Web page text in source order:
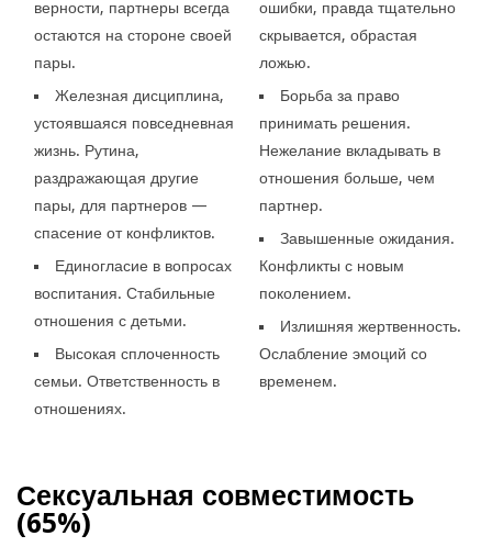
верности, партнеры всегда
остаются на стороне своей
пары.
Железная дисциплина,
устоявшаяся повседневная
жизнь. Рутина,
раздражающая другие
пары, для партнеров —
спасение от конфликтов.
Единогласие в вопросах
воспитания. Стабильные
отношения с детьми.
Высокая сплоченность
семьи. Ответственность в
отношениях.
ошибки, правда тщательно
скрывается, обрастая
ложью.
Борьба за право
принимать решения.
Нежелание вкладывать в
отношения больше, чем
партнер.
Завышенные ожидания.
Конфликты с новым
поколением.
Излишняя жертвенность.
Ослабление эмоций со
временем.
Сексуальная совместимость
(65%)